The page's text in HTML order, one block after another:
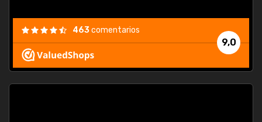
9,0
463comentarios